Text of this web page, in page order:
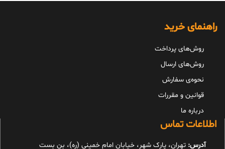
راهنمای خرید
روش‌های پرداخت
روش‌های ارسال
نحوه‌ی سفارش
قوانین و مقررات
درباره ما
اطلاعات تماس
آدرس: تهران، پارک شهر، خیابان امام خمینی (ره)، بن بست